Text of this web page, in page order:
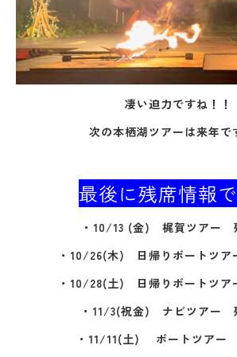
凄い迫力ですね！！
次の本栖湖ツアーは来年で
最後に残席情報で
・10/13 (金) 梶賀ツアー
・10/26(木) 日帰りボートツ
・10/28(土) 日帰りボートツ
・11/3(祝金) ナビツアー
・11/11(土) ボートツアー